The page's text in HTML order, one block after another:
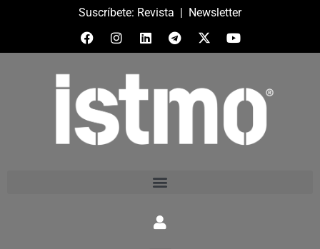
Suscríbete: Revista | Newsletter